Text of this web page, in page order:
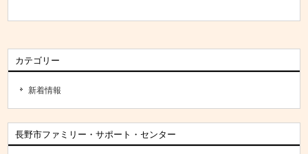
カテゴリー
新着情報
長野市ファミリー・サポート・センター